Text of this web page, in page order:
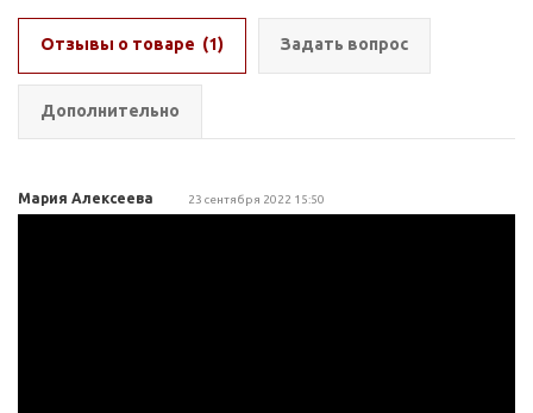
Отзывы о товаре (1) Задать вопрос
Дополнительно
Мария Алексеева 23 сентября 2022 15:50